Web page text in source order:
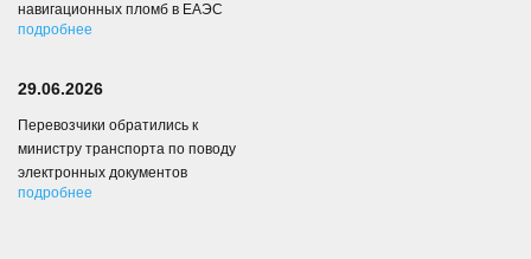
навигационных пломб в ЕАЭС
подробнее
29.06.2026
Перевозчики обратились к
министру транспорта по поводу
электронных документов
подробнее